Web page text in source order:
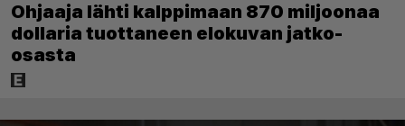
Ohjaaja lähti kalppimaan 870 miljoonaa
dollaria tuottaneen elokuvan jatko-
osasta